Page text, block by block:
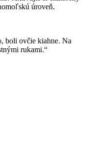
úroveň.
boli ovčie kiahne. Na
rukami.